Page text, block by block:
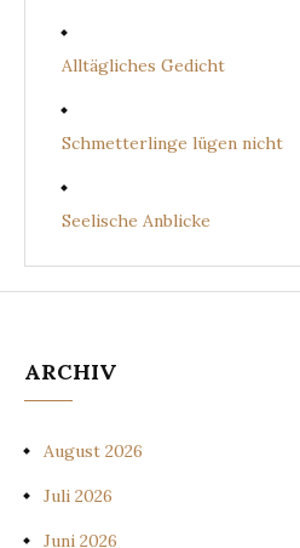
Alltägliches Gedicht
Schmetterlinge lügen nicht
Seelische Anblicke
ARCHIV
August 2026
Juli 2026
Juni 2026